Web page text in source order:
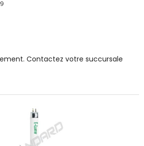
Contactez votre succursale